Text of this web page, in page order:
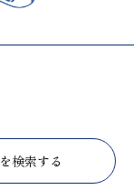
検索する